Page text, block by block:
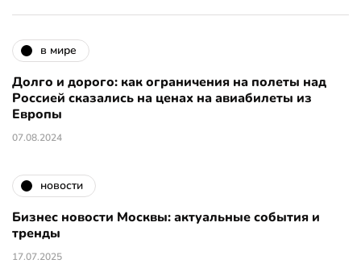
в мире
Долго и дорого: как ограничения на полеты над
Россией сказались на ценах на авиабилеты из
Европы
07.08.2024
новости
Бизнес новости Москвы: актуальные события и
тренды
17.07.2025